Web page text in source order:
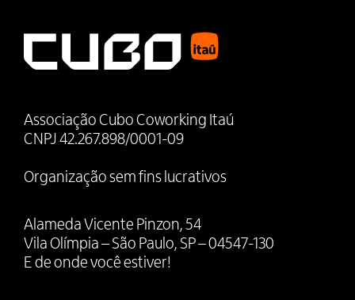
Associação Cubo Coworking Itaú
CNPJ 42.267.898/0001-09
Organização sem fins lucrativos
Alameda Vicente Pinzon, 54
Vila Olímpia – São Paulo, SP – 04547-130
E de onde você estiver!